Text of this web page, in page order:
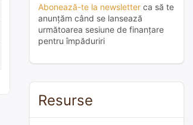
Abonează-te la newsletter ca să te
anunțăm când se lansează
următoarea sesiune de finanțare
pentru împăduriri
Resurse